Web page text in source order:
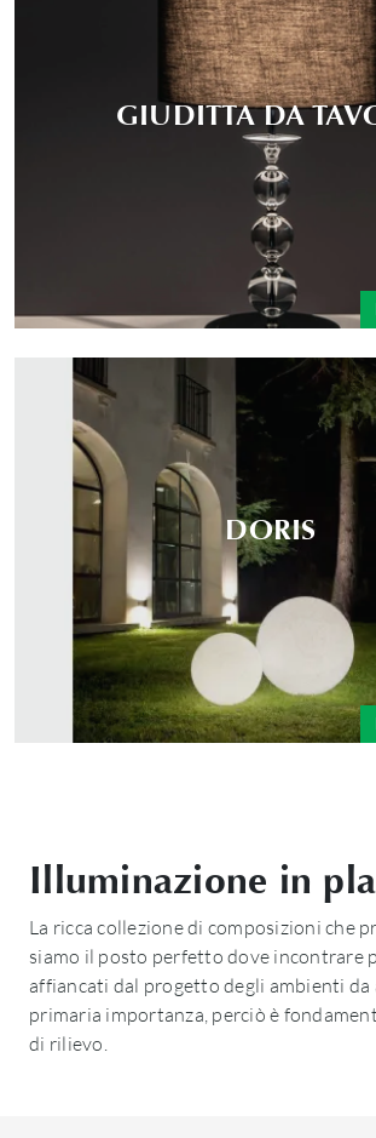
GIUDITTA DA
DORIS
Illuminazione in
La ricca collezione di composizioni che
siamo il posto perfetto dove
affiancati dal progetto degli ambienti da
primaria importanza, perciò è
di rilievo.